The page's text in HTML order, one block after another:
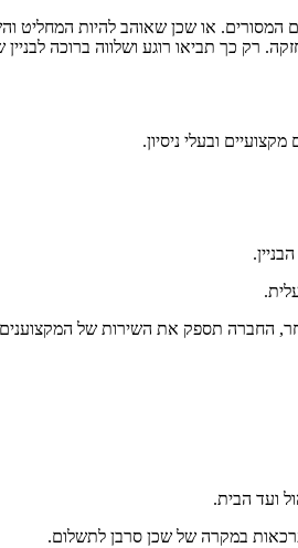
המסורים. או שכן שאוהב להיות
רק כך תביאו רוגע ושלווה ברוכה
ובעלי ניסיון.
החברה תספק את השירות של
ועד הבית.
במקרה של שכן סרבן לתשלום.